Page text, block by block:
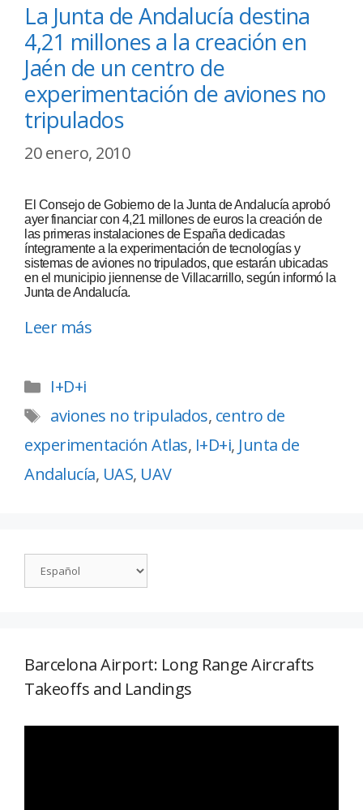
La Junta de Andalucía destina
4,21 millones a la creación en
Jaén de un centro de
experimentación de aviones no
tripulados
20 enero, 2010
El Consejo de Gobierno de la Junta de Andalucía aprobó
ayer financiar con 4,21 millones de euros la creación de
las primeras instalaciones de España dedicadas
íntegramente a la experimentación de tecnologías y
sistemas de aviones no tripulados, que estarán ubicadas
en el municipio jiennense de Villacarrillo, según informó la
Junta de Andalucía.
Leer más
I+D+i
aviones no tripulados, centro de
experimentación Atlas, I+D+i, Junta de
Andalucía, UAS, UAV
Barcelona Airport: Long Range Aircrafts
Takeoffs and Landings